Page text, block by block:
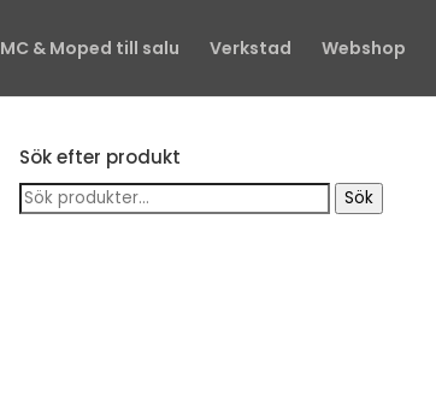
MC & Moped till salu Verkstad Webshop
Sök efter produkt
Sök
efter:
Sök